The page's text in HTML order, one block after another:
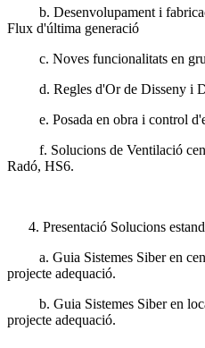
b. Desenvolupament i
Flux d'última generació
c. Noves funcionalitats en
d. Regles d'Or de Disseny i
e. Posada en obra i control
f. Solucions de Ventilació
Radó, HS6.
Presentació Solucions
a. Guia Sistemes Siber en
projecte adequació.
b. Guia Sistemes Siber en
projecte adequació.